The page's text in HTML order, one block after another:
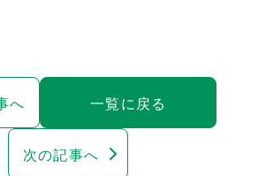
へ 一覧に戻る
次の記事へ